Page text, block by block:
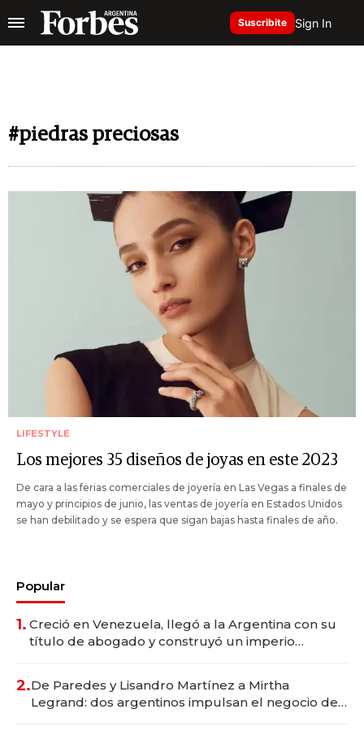
Suscribite Sign In
#piedras preciosas
LIFESTYLE
Los mejores 35 diseños de joyas en este 2023
De cara a las ferias comerciales de joyería en Las Vegas a finales de
mayo y principios de junio, las ventas de joyería en Estados Unidos
se han debilitado y se espera que sigan bajas hasta finales de año.
Popular
1. Creció en Venezuela, llegó a la Argentina con su
título de abogado y construyó un imperio
2.De Paredes y Lisandro Martínez a Mirtha
Legrand: dos argentinos impulsan el negocio del